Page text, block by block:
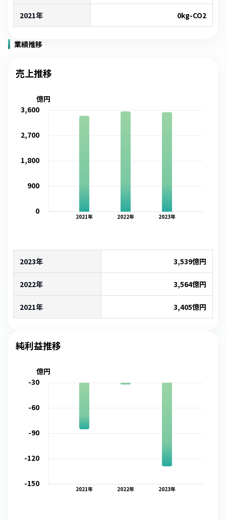
2021年 0kg-CO2
業績推移
売上推移
2021年 2022年 2023年
0
900
1,800
2,700
3,600
億円
2023年 3,539億円
2022年 3,564億円
2021年 3,405億円
純利益推移
2021年 2022年 2023年
-150
-120
-90
-60
-30
億円